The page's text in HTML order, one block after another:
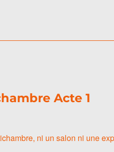
Acte 1
ni un salon ni une